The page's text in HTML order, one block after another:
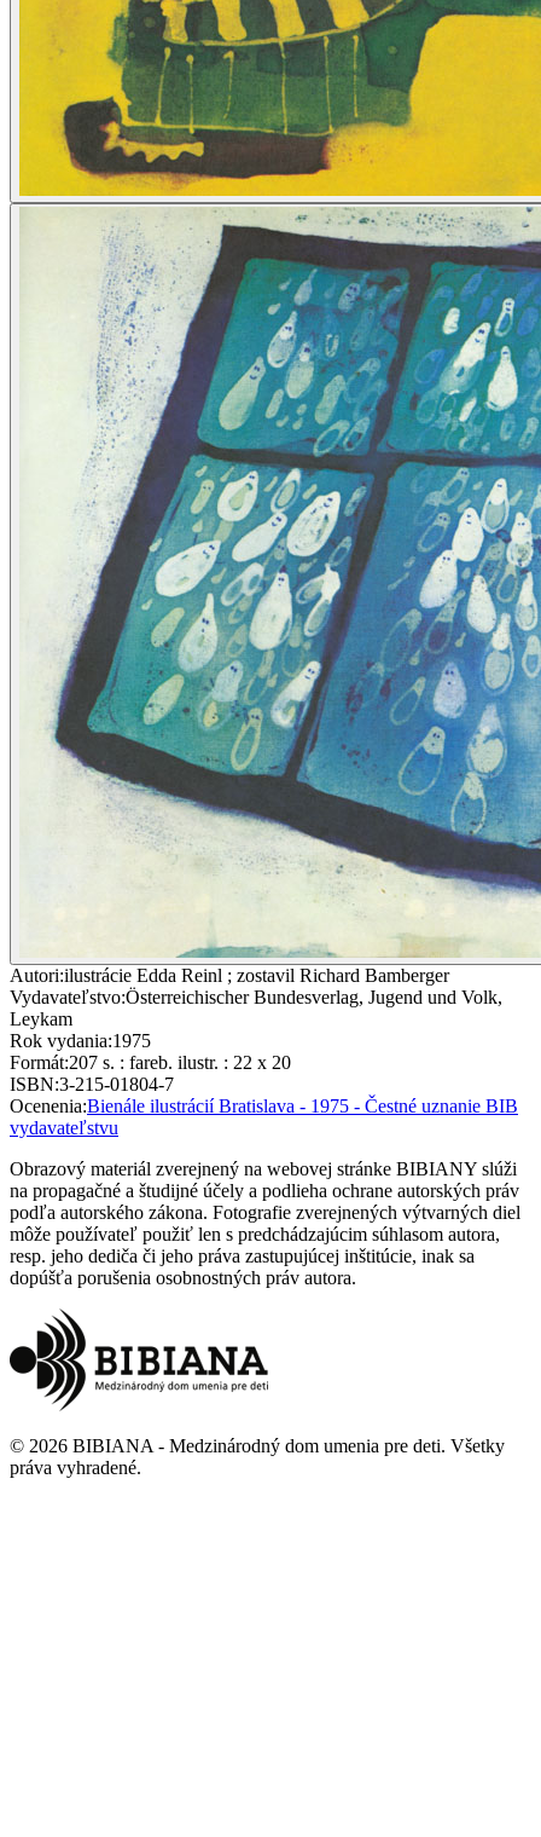
Autori:ilustrácie Edda Reinl ; zostavil Richard Bamberger
Vydavateľstvo:Österreichischer Bundesverlag, Jugend und Volk,
Leykam
Rok vydania:1975
Formát:207 s. : fareb. ilustr. : 22 x 20
ISBN:3-215-01804-7
Ocenenia:Bienále ilustrácií Bratislava - 1975 - Čestné uznanie BIB
vydavateľstvu
Obrazový materiál zverejnený na webovej stránke BIBIANY slúži
na propagačné a študijné účely a podlieha ochrane autorských práv
podľa autorského zákona. Fotografie zverejnených výtvarných diel
môže používateľ použiť len s predchádzajúcim súhlasom autora,
resp. jeho dediča či jeho práva zastupujúcej inštitúcie, inak sa
dopúšťa porušenia osobnostných práv autora.
© 2026 BIBIANA - Medzinárodný dom umenia pre deti. Všetky
práva vyhradené.